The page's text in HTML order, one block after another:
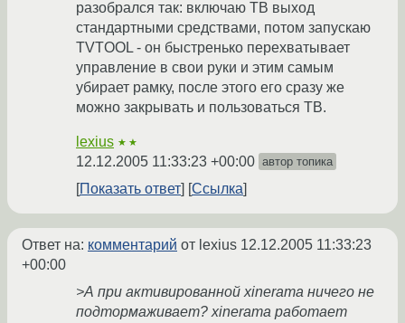
разобрался так: включаю ТВ выход
стандартными средствами, потом запускаю
TVTOOL - он быстренько перехватывает
управление в свои руки и этим самым
убирает рамку, после этого его сразу же
можно закрывать и пользоваться ТВ.
lexius ★★
12.12.2005 11:33:23 +00:00 автор топика
Показать ответ Ссылка
Ответ на: комментарий от lexius 12.12.2005 11:33:23
+00:00
>А при активированной xinerama ничего не
подтормаживает? xinerama работает